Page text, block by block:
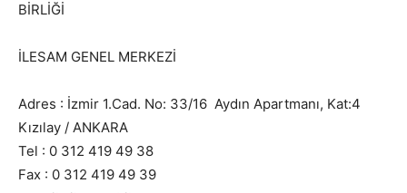
BİRLİĞİ
İLESAM GENEL MERKEZİ
Adres : İzmir 1.Cad. No: 33/16 Aydın Apartmanı, Kat:4
Kızılay / ANKARA
Tel : 0 312 419 49 38
Fax : 0 312 419 49 39